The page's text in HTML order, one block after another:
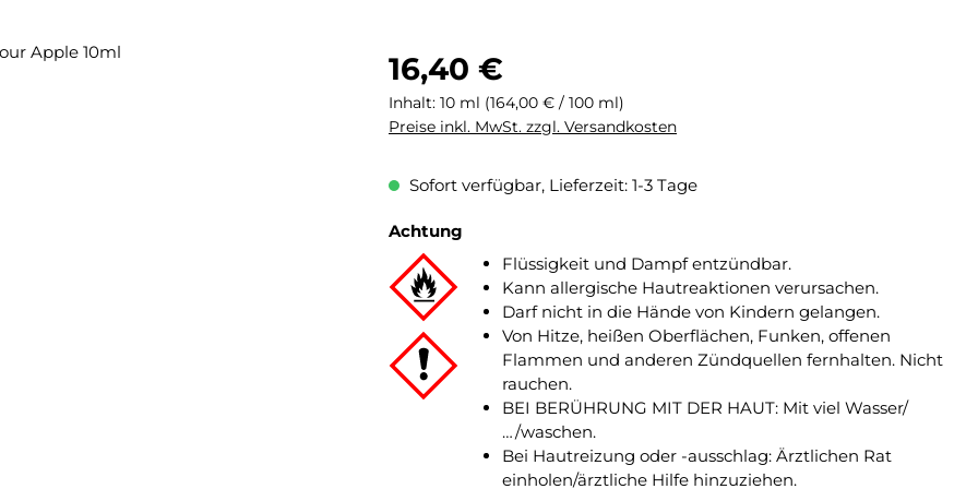
Regulärer Preis:
16,40 €
Inhalt: 10 ml (164,00 € / 100 ml)
Preise inkl. MwSt. zzgl. Versandkosten
Sofort verfügbar, Lieferzeit: 1-3 Tage
Achtung
Flüssigkeit und Dampf entzündbar.
Kann allergische Hautreaktionen verursachen.
Darf nicht in die Hände von Kindern gelangen.
Von Hitze, heißen Oberflächen, Funken, offenen
Flammen und anderen Zündquellen fernhalten. Nicht
rauchen.
BEI BERÜHRUNG MIT DER HAUT: Mit viel Wasser/
…/waschen.
Bei Hautreizung oder -ausschlag: Ärztlichen Rat
einholen/ärztliche Hilfe hinzuziehen.